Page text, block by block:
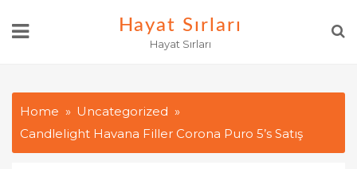
Hayat Sırları
Hayat Sırları
Home
Uncategorized
Candlelight Havana Filler Corona Puro 5’s Satış